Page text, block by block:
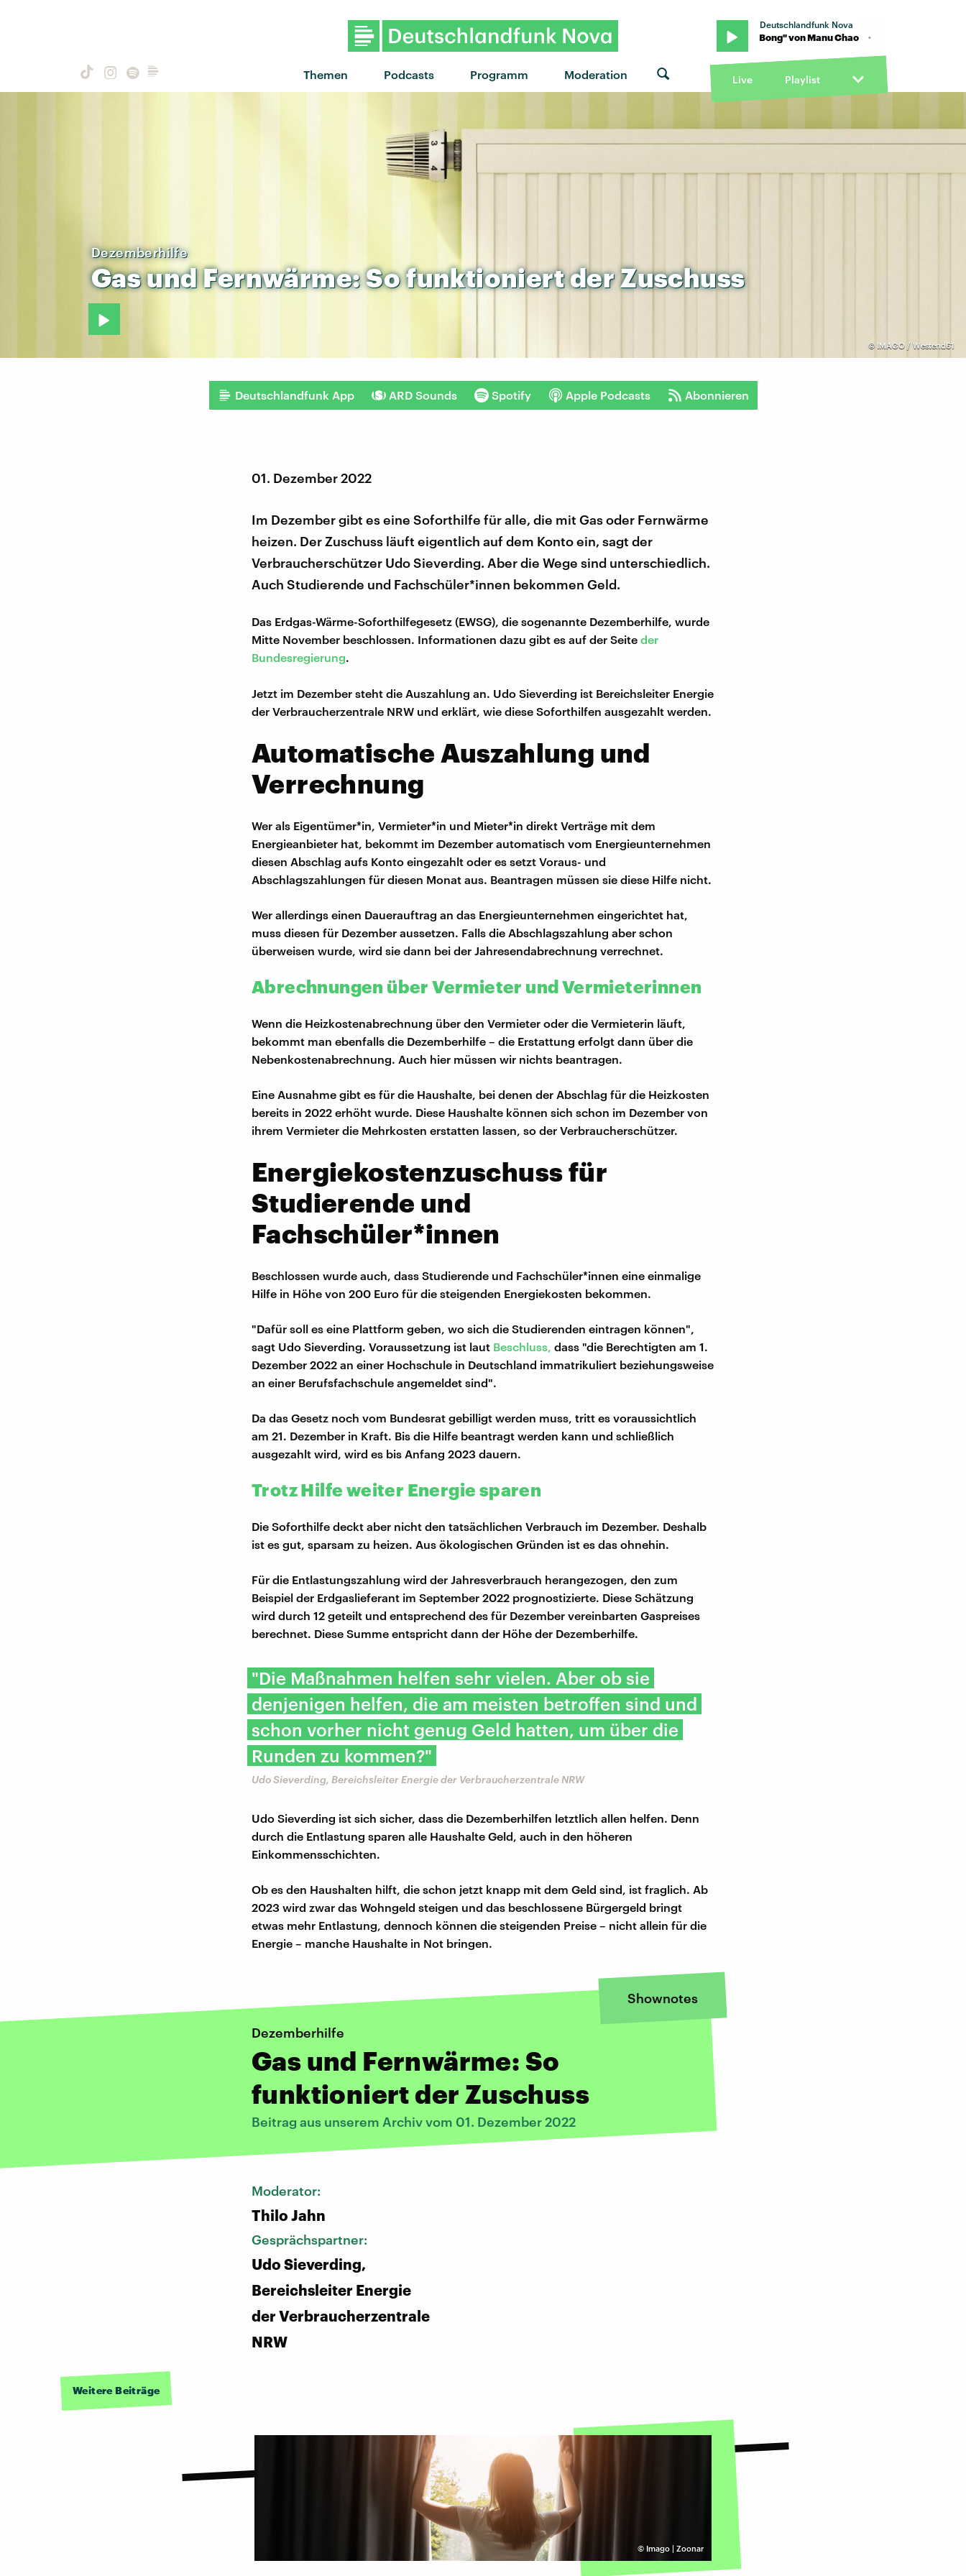
Themen Podcasts Programm Moderation
Deutschlandfunk Nova
"Bongo Bong" von Manu Chao · "Bongo Bong" von Manu Chao · "Bongo Bong" von Manu Chao
Live Playlist
© IMAGO / Westend61
Dezemberhilfe
GasundFernwärme:SofunktioniertderZuschuss
Deutschlandfunk App ARD Sounds Spotify Apple Podcasts Abonnieren
01. Dezember 2022
Im Dezember gibt es eine Soforthilfe für alle, die mit Gas oder Fernwärme
heizen. Der Zuschuss läuft eigentlich auf dem Konto ein, sagt der
Verbraucherschützer Udo Sieverding. Aber die Wege sind unterschiedlich.
Auch Studierende und Fachschüler*innen bekommen Geld.
Das Erdgas-Wärme-Soforthilfegesetz (EWSG), die sogenannte Dezemberhilfe, wurde
Mitte November beschlossen. Informationen dazu gibt es auf der Seite der
Bundesregierung.
Jetzt im Dezember steht die Auszahlung an. Udo Sieverding ist Bereichsleiter Energie
der Verbraucherzentrale NRW und erklärt, wie diese Soforthilfen ausgezahlt werden.
Automatische Auszahlung und
Verrechnung
Wer als Eigentümer*in, Vermieter*in und Mieter*in direkt Verträge mit dem
Energieanbieter hat, bekommt im Dezember automatisch vom Energieunternehmen
diesen Abschlag aufs Konto eingezahlt oder es setzt Voraus- und
Abschlagszahlungen für diesen Monat aus. Beantragen müssen sie diese Hilfe nicht.
Wer allerdings einen Dauerauftrag an das Energieunternehmen eingerichtet hat,
muss diesen für Dezember aussetzen. Falls die Abschlagszahlung aber schon
überweisen wurde, wird sie dann bei der Jahresendabrechnung verrechnet.
Abrechnungen über Vermieter und Vermieterinnen
Wenn die Heizkostenabrechnung über den Vermieter oder die Vermieterin läuft,
bekommt man ebenfalls die Dezemberhilfe – die Erstattung erfolgt dann über die
Nebenkostenabrechnung. Auch hier müssen wir nichts beantragen.
Eine Ausnahme gibt es für die Haushalte, bei denen der Abschlag für die Heizkosten
bereits in 2022 erhöht wurde. Diese Haushalte können sich schon im Dezember von
ihrem Vermieter die Mehrkosten erstatten lassen, so der Verbraucherschützer.
Energiekostenzuschuss für
Studierende und
Fachschüler*innen
Beschlossen wurde auch, dass Studierende und Fachschüler*innen eine einmalige
Hilfe in Höhe von 200 Euro für die steigenden Energiekosten bekommen.
"Dafür soll es eine Plattform geben, wo sich die Studierenden eintragen können",
sagt Udo Sieverding. Voraussetzung ist laut Beschluss, dass "die Berechtigten am 1.
Dezember 2022 an einer Hochschule in Deutschland immatrikuliert beziehungsweise
an einer Berufsfachschule angemeldet sind".
Da das Gesetz noch vom Bundesrat gebilligt werden muss, tritt es voraussichtlich
am 21. Dezember in Kraft. Bis die Hilfe beantragt werden kann und schließlich
ausgezahlt wird, wird es bis Anfang 2023 dauern.
Trotz Hilfe weiter Energie sparen
Die Soforthilfe deckt aber nicht den tatsächlichen Verbrauch im Dezember. Deshalb
ist es gut, sparsam zu heizen. Aus ökologischen Gründen ist es das ohnehin.
Für die Entlastungszahlung wird der Jahresverbrauch herangezogen, den zum
Beispiel der Erdgaslieferant im September 2022 prognostizierte. Diese Schätzung
wird durch 12 geteilt und entsprechend des für Dezember vereinbarten Gaspreises
berechnet. Diese Summe entspricht dann der Höhe der Dezemberhilfe.
"Die Maßnahmen helfen sehr vielen. Aber ob sie
denjenigen helfen, die am meisten betroffen sind und
schon vorher nicht genug Geld hatten, um über die
Runden zu kommen?"
Udo Sieverding, Bereichsleiter Energie der Verbraucherzentrale NRW
Udo Sieverding ist sich sicher, dass die Dezemberhilfen letztlich allen helfen. Denn
durch die Entlastung sparen alle Haushalte Geld, auch in den höheren
Einkommensschichten.
Ob es den Haushalten hilft, die schon jetzt knapp mit dem Geld sind, ist fraglich. Ab
2023 wird zwar das Wohngeld steigen und das beschlossene Bürgergeld bringt
etwas mehr Entlastung, dennoch können die steigenden Preise – nicht allein für die
Energie – manche Haushalte in Not bringen.
Shownotes
Dezemberhilfe
Gas und Fernwärme: So
funktioniert der Zuschuss
Beitrag aus unserem Archiv vom 01. Dezember 2022
Moderator:
Thilo Jahn
Gesprächspartner:
Udo Sieverding,
Bereichsleiter Energie
der Verbraucherzentrale
NRW
Weitere Beiträge
© Imago | Zoonar